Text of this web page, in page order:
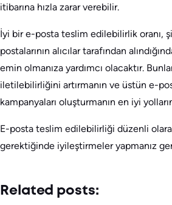
itibarına hızla zarar verebilir.
İyi bir e-posta teslim edilebilirlik oranı,
postalarının alıcılar tarafından
emin olmanıza yardımcı olacaktır.
iletilebilirliğini artırmanın ve üstün e-
kampanyaları oluşturmanın en iyi
E-posta teslim edilebilirliği düzenli
gerektiğinde iyileştirmeler yapmanız
Related posts: